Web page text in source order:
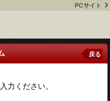
PCサイト
戻る
力ください。